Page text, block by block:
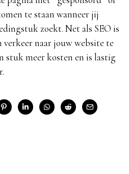
te staan wanneer jij
zoekt. Net als SEO is
verkeer naar jouw website te
stuk meer kosten en is lastig